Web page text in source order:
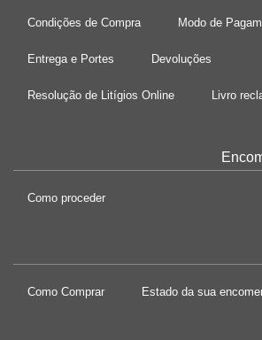
Condições de Compra Modo de
Entrega e Portes Devoluções
Resolução de Litígios Online Livro
Como proceder
Como Comprar Estado da sua